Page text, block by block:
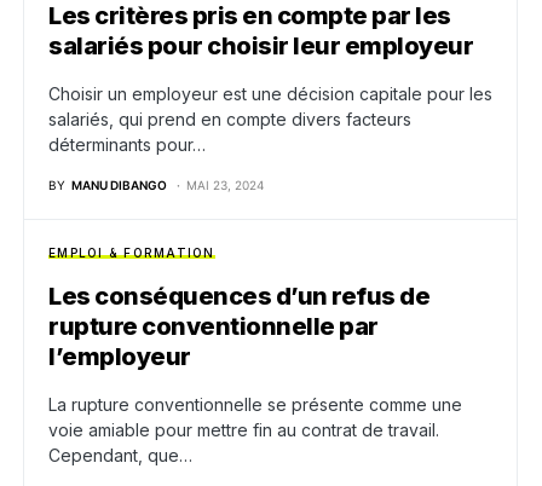
Les critères pris en compte par les
salariés pour choisir leur employeur
Choisir un employeur est une décision capitale pour les
salariés, qui prend en compte divers facteurs
déterminants pour…
BY MANU DIBANGO MAI 23, 2024
EMPLOI & FORMATION
Les conséquences d’un refus de
rupture conventionnelle par
l’employeur
La rupture conventionnelle se présente comme une
voie amiable pour mettre fin au contrat de travail.
Cependant, que…